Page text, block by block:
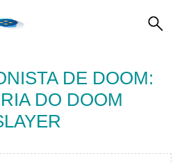
DE DOOM:
DO DOOM